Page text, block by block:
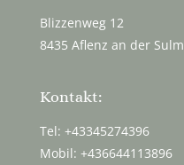
Blizzenweg 12
8435 Aflenz an der Sulm
Kontakt:
Tel: +43345274396
Mobil: +436644113896